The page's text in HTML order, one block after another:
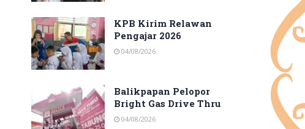
KPB Kirim Relawan
Pengajar 2026
04/08/2026
Balikpapan Pelopor
Bright Gas Drive Thru
04/08/2026